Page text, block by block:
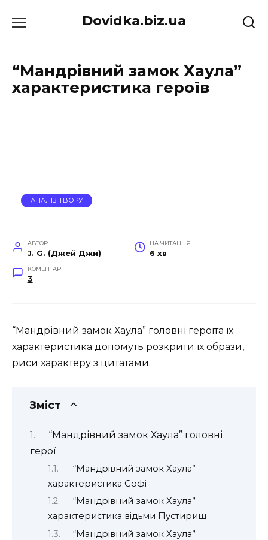
до
Dovidka.biz.ua
“Мандрівний замок Хаула”
характеристика героїв
АНАЛІЗ ТВОРУ
АВТОР
J. G. (Джей Джи)
НА ЧИТАННЯ
6 хв
КОМЕНТАРІ
3
“Мандрівний замок Хаула” головні героїта їх
характеристика допомуть розкрити їх образи,
риси характеру з цитатами.
Зміст
“Мандрівний замок Хаула” головні
герої
“Мандрівний замок Хаула”
характеристика Софі
“Мандрівний замок Хаула”
характеристика відьми Пустирищ
“Мандрівний замок Хаула”